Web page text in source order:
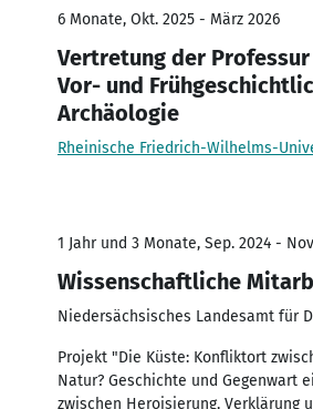
6 Monate, Okt. 2025 - März 2026
Vertretung der
Vor- und
Archäologie
Rheinische Friedrich-Wilhelms-
1 Jahr und 3 Monate, Sep. 2024 -
Wissenschaftliche
Niedersächsisches Landesamt für
Projekt "Die Küste: Konfliktort
Natur? Geschichte und Gegenwart
zwischen Heroisierung, Verklärung